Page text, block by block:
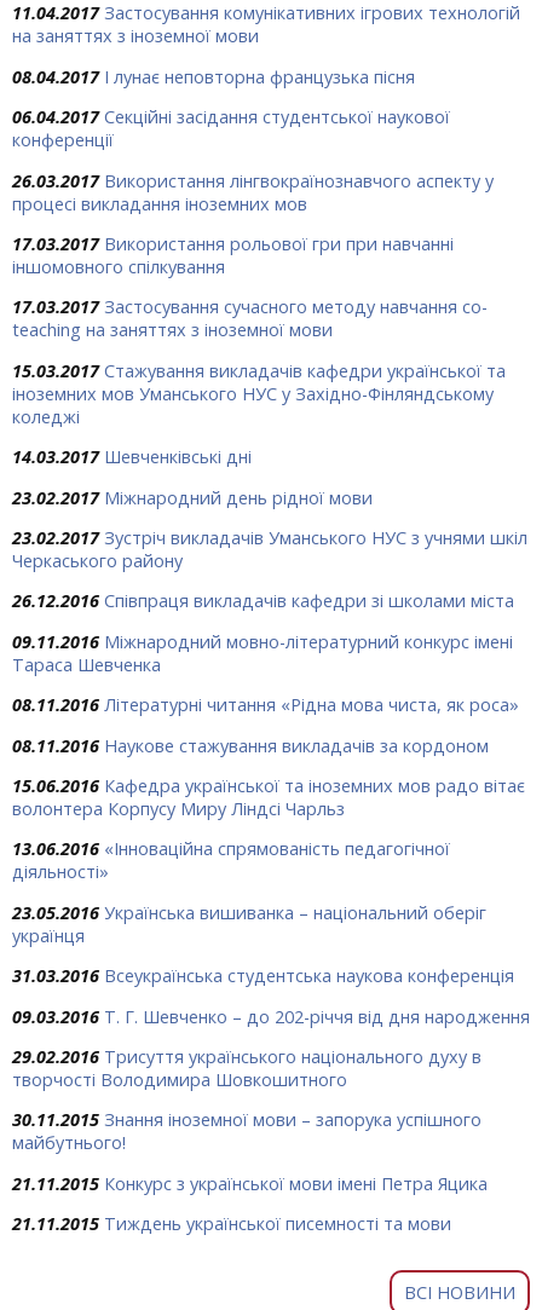
11.04.2017 Застосування комунікативних ігрових технологій
на заняттях з іноземної мови
08.04.2017 І лунає неповторна французька пісня
06.04.2017 Секційні засідання студентської наукової
конференції
26.03.2017 Використання лінгвокраїнознавчого аспекту у
процесі викладання іноземних мов
17.03.2017 Використання рольової гри при навчанні
іншомовного спілкування
17.03.2017 Застосування сучасного методу навчання co-
teaching на заняттях з іноземної мови
15.03.2017 Стажування викладачів кафедри української та
іноземних мов Уманського НУС у Західно-Фінляндському
коледжі
14.03.2017 Шевченківські дні
23.02.2017 Міжнародний день рідної мови
23.02.2017 Зустріч викладачів Уманського НУС з учнями шкіл
Черкаського району
26.12.2016 Співпраця викладачів кафедри зі школами міста
09.11.2016 Міжнародний мовно-літературний конкурс імені
Тараса Шевченка
08.11.2016 Літературні читання «Рідна мова чиста, як роса»
08.11.2016 Наукове стажування викладачів за кордоном
15.06.2016 Кафедра української та іноземних мов радо вітає
волонтера Корпусу Миру Ліндсі Чарльз
13.06.2016 «Інноваційна спрямованість педагогічної
діяльності»
23.05.2016 Українська вишиванка – національний оберіг
українця
31.03.2016 Всеукраїнська студентська наукова конференція
09.03.2016 Т. Г. Шевченко – до 202-річчя від дня народження
29.02.2016 Трисуття українського національного духу в
творчості Володимира Шовкошитного
30.11.2015 Знання іноземної мови – запорука успішного
майбутнього!
21.11.2015 Конкурс з української мови імені Петра Яцика
21.11.2015 Тиждень української писемності та мови
ВСІ НОВИНИ